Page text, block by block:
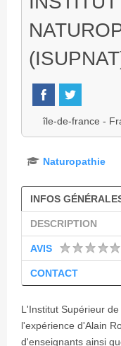
île-de-france -
Naturopathie
INFOS
DESCRIPTION
AVIS
CONTACT
L'Institut Supérieur
l'expérience d'Alain
d'enseignants ainsi